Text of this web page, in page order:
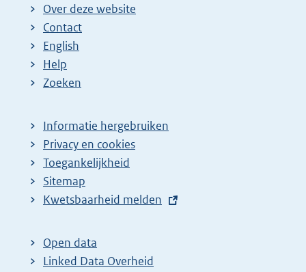
Over deze website
Contact
English
Help
Zoeken
Informatie hergebruiken
Privacy en cookies
Toegankelijkheid
Sitemap
E
t
e
Kwetsbaarheid melden
Open data
Linked Data Overheid